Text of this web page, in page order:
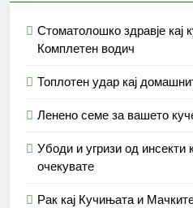
Стоматолошко здравје кај
Комплетен водич
Топлотен удар кај
Ленено семе за вашето
Убоди и угризи од инсекти
очекувате
Рак кај Кучињата и